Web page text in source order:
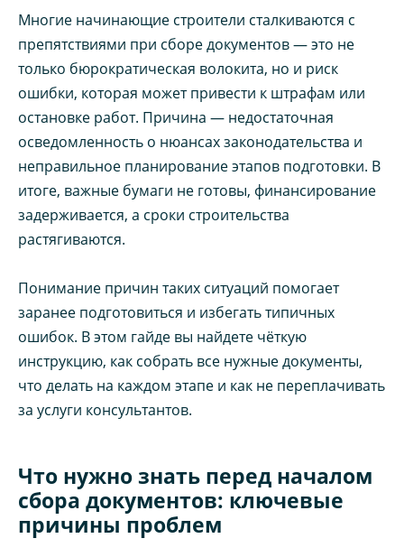
Многие начинающие строители сталкиваются с
препятствиями при сборе документов — это не
только бюрократическая волокита, но и риск
ошибки, которая может привести к штрафам или
остановке работ. Причина — недостаточная
осведомленность о нюансах законодательства и
неправильное планирование этапов подготовки. В
итоге, важные бумаги не готовы, финансирование
задерживается, а сроки строительства
растягиваются.
Понимание причин таких ситуаций помогает
заранее подготовиться и избегать типичных
ошибок. В этом гайде вы найдете чёткую
инструкцию, как собрать все нужные документы,
что делать на каждом этапе и как не переплачивать
за услуги консультантов.
Что нужно знать перед началом
сбора документов: ключевые
причины проблем